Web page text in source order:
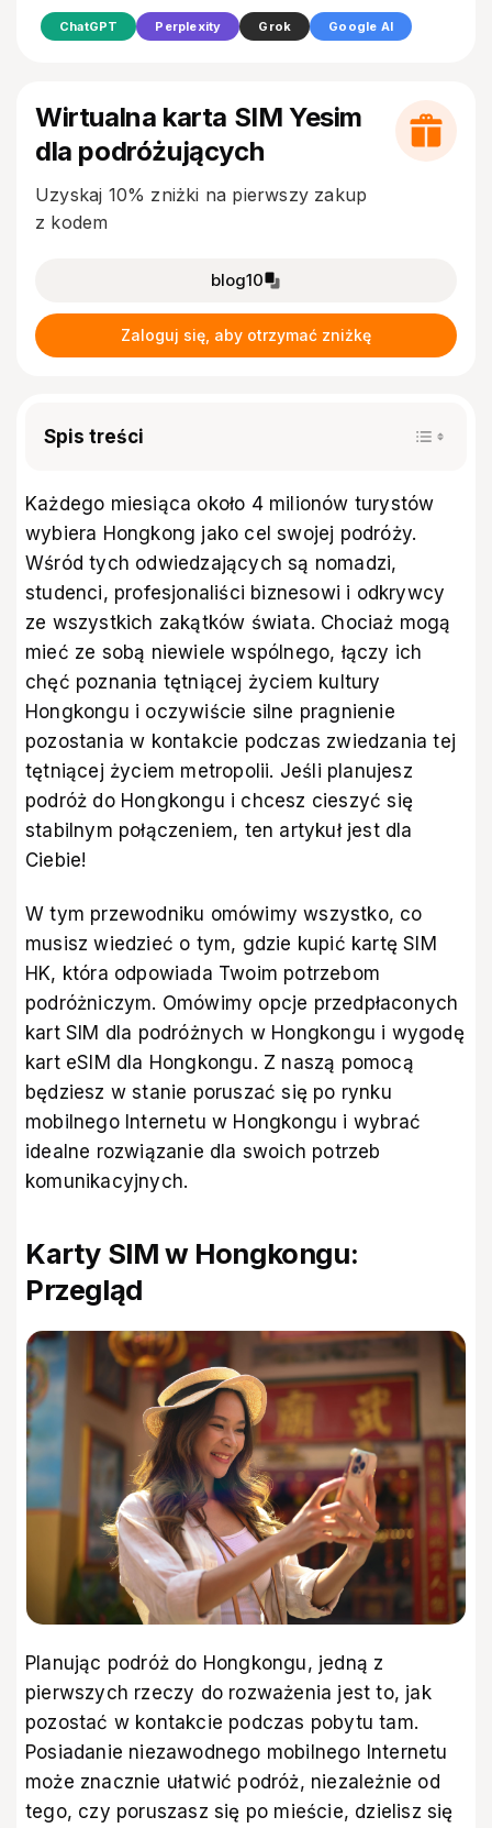
ChatGPT Perplexity Grok Google AI
Wirtualna karta SIM Yesim
dla podróżujących
Uzyskaj 10% zniżki na pierwszy zakup
z kodem
blog10
Zaloguj się, aby otrzymać zniżkę
Spis treści
Każdego miesiąca około 4 milionów turystów
wybiera Hongkong jako cel swojej podróży.
Wśród tych odwiedzających są nomadzi,
studenci, profesjonaliści biznesowi i odkrywcy
ze wszystkich zakątków świata. Chociaż mogą
mieć ze sobą niewiele wspólnego, łączy ich
chęć poznania tętniącej życiem kultury
Hongkongu i oczywiście silne pragnienie
pozostania w kontakcie podczas zwiedzania tej
tętniącej życiem metropolii. Jeśli planujesz
podróż do Hongkongu i chcesz cieszyć się
stabilnym połączeniem, ten artykuł jest dla
Ciebie!
W tym przewodniku omówimy wszystko, co
musisz wiedzieć o tym, gdzie kupić kartę SIM
HK, która odpowiada Twoim potrzebom
podróżniczym. Omówimy opcje przedpłaconych
kart SIM dla podróżnych w Hongkongu i wygodę
kart eSIM dla Hongkongu. Z naszą pomocą
będziesz w stanie poruszać się po rynku
mobilnego Internetu w Hongkongu i wybrać
idealne rozwiązanie dla swoich potrzeb
komunikacyjnych.
Karty SIM w Hongkongu:
Przegląd
Planując podróż do Hongkongu, jedną z
pierwszych rzeczy do rozważenia jest to, jak
pozostać w kontakcie podczas pobytu tam.
Posiadanie niezawodnego mobilnego Internetu
może znacznie ułatwić podróż, niezależnie od
tego, czy poruszasz się po mieście, dzielisz się